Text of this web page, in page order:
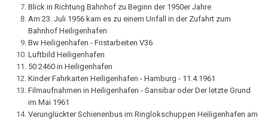
Blick in Richtung Bahnhof zu Beginn der 1950er Jahre
Am 23. Juli 1956 kam es zu einem Unfall in der Zufahrt zum
Bahnhof Heiligenhafen
Bw Heiligenhafen - Fristarbeiten V36
Luftbild Heiligenhafen
50 2460 in Heiligenhafen
Kinder Fahrkarten Heiligenhafen - Hamburg - 11.4.1961
Filmaufnahmen in Heiligenhafen - Sansibar oder Der letzte Grund
im Mai 1961
Verunglückter Schienenbus im Ringlokschuppen Heiligenhafen am